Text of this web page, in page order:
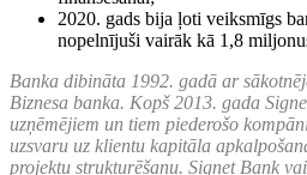
2020. gads bija ļoti veiksmīgs
nopelnījuši vairāk kā 1,8
Banka dibināta 1992. gadā ar
Biznesa banka. Kopš 2013. gada
uzņēmējiem un tiem piederošo
uzsvaru uz klientu kapitāla
projektu strukturēšanu. Signet Bank